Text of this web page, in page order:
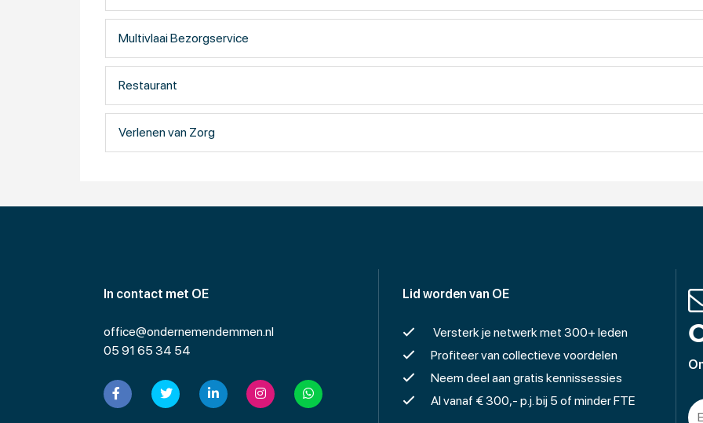
Multivlaai Bezorgservice
Restaurant
Verlenen van Zorg
In contact met OE
office@ondernemendemmen.nl
05 91 65 34 54
Lid worden van OE
Versterk je netwerk met 300+ leden
Profiteer van collectieve voordelen
Neem deel aan gratis kennissessies
Al vanaf € 300,- p.j. bij 5 of minder FTE